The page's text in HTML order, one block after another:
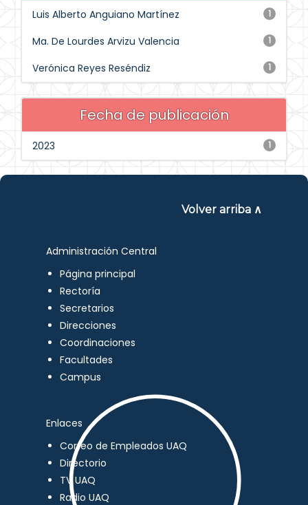
1
Luis Alberto Anguiano Martínez
1
Ma. De Lourdes Arvizu Valencia
1
Verónica Reyes Reséndiz
Fecha de publicación
1
2023
Volver arriba ∧
Administración Central
Página principal
Rectoría
Secretarios
Direcciones
Coordinaciones
Facultades
Campus
Enlaces
Correo de Empleados UAQ
Directorio
TV UAQ
Radio UAQ